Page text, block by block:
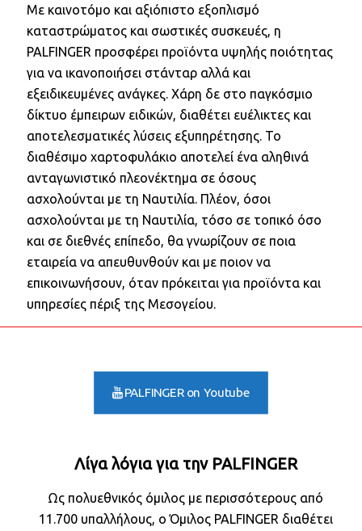
Με καινοτόμο και αξιόπιστο εξοπλισμό
καταστρώματος και σωστικές συσκευές, η
PALFINGER προσφέρει προϊόντα υψηλής ποιότητας
για να ικανοποιήσει στάνταρ αλλά και
εξειδικευμένες ανάγκες. Χάρη δε στο παγκόσμιο
δίκτυο έμπειρων ειδικών, διαθέτει ευέλικτες και
αποτελεσματικές λύσεις εξυπηρέτησης. Το
διαθέσιμο χαρτοφυλάκιο αποτελεί ένα αληθινά
ανταγωνιστικό πλεονέκτημα σε όσους
ασχολούνται με τη Ναυτιλία. Πλέον, όσοι
ασχολούνται με τη Ναυτιλία, τόσο σε τοπικό όσο
και σε διεθνές επίπεδο, θα γνωρίζουν σε ποια
εταιρεία να απευθυνθούν και με ποιον να
επικοινωνήσουν, όταν πρόκειται για προϊόντα και
υπηρεσίες πέριξ της Μεσογείου.
PALFINGER on Youtube
Λίγα λόγια για την PALFINGER
Ως πολυεθνικός όμιλος με περισσότερους από
11.700 υπαλλήλους, ο Όμιλος PALFINGER διαθέτει